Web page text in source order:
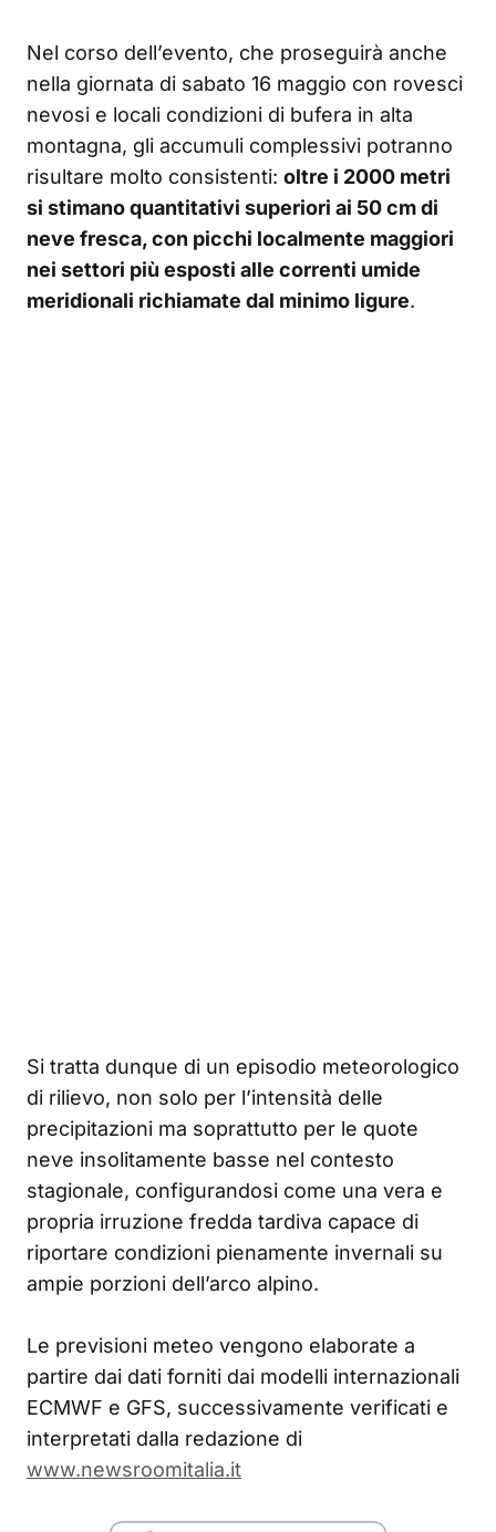
Nel corso dell’evento, che proseguirà anche
nella giornata di sabato 16 maggio con rovesci
nevosi e locali condizioni di bufera in alta
montagna, gli accumuli complessivi potranno
risultare molto consistenti: oltre i 2000 metri
si stimano quantitativi superiori ai 50 cm di
neve fresca, con picchi localmente maggiori
nei settori più esposti alle correnti umide
meridionali richiamate dal minimo ligure.
Si tratta dunque di un episodio meteorologico
di rilievo, non solo per l’intensità delle
precipitazioni ma soprattutto per le quote
neve insolitamente basse nel contesto
stagionale, configurandosi come una vera e
propria irruzione fredda tardiva capace di
riportare condizioni pienamente invernali su
ampie porzioni dell’arco alpino.
Le previsioni meteo vengono elaborate a
partire dai dati forniti dai modelli internazionali
ECMWF e GFS, successivamente verificati e
interpretati dalla redazione di
www.newsroomitalia.it